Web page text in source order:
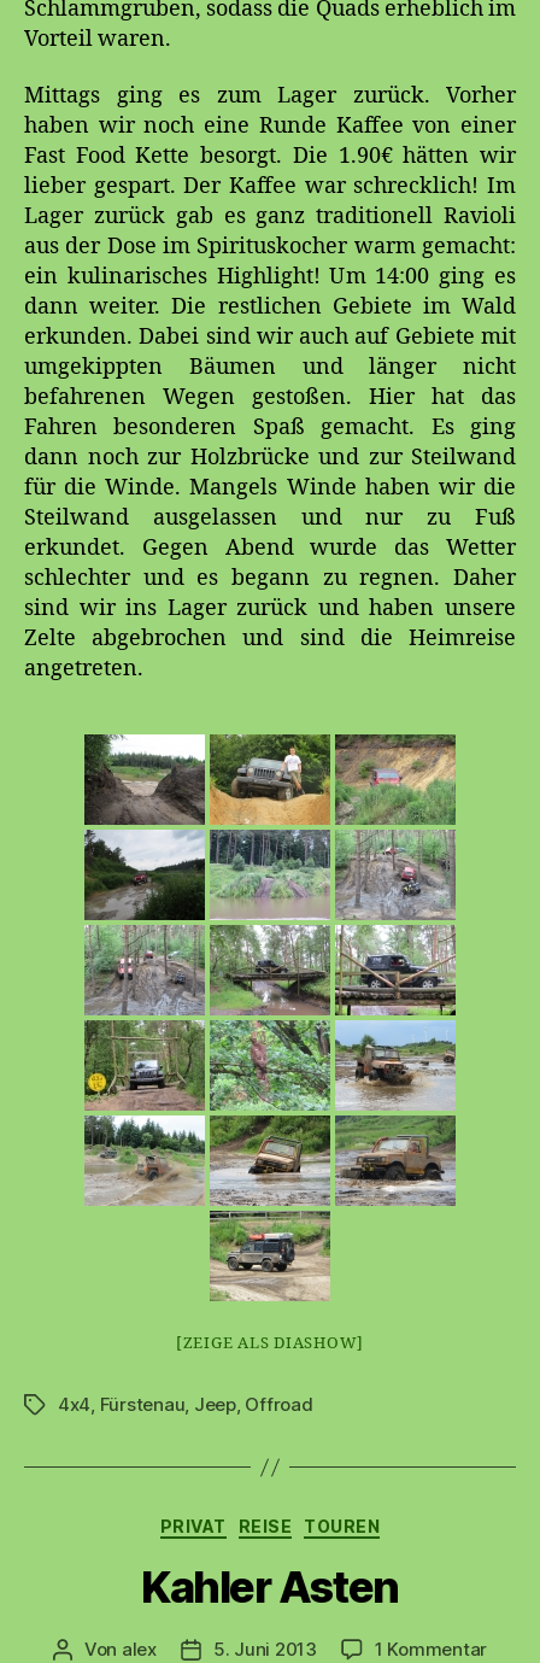
Schlammgruben, sodass die Quads erheblich im
Vorteil waren.
Mittags ging es zum Lager zurück. Vorher
haben wir noch eine Runde Kaffee von einer
Fast Food Kette besorgt. Die 1.90€ hätten wir
lieber gespart. Der Kaffee war schrecklich! Im
Lager zurück gab es ganz traditionell Ravioli
aus der Dose im Spirituskocher warm gemacht:
ein kulinarisches Highlight! Um 14:00 ging es
dann weiter. Die restlichen Gebiete im Wald
erkunden. Dabei sind wir auch auf Gebiete mit
umgekippten Bäumen und länger nicht
befahrenen Wegen gestoßen. Hier hat das
Fahren besonderen Spaß gemacht. Es ging
dann noch zur Holzbrücke und zur Steilwand
für die Winde. Mangels Winde haben wir die
Steilwand ausgelassen und nur zu Fuß
erkundet. Gegen Abend wurde das Wetter
schlechter und es begann zu regnen. Daher
sind wir ins Lager zurück und haben unsere
Zelte abgebrochen und sind die Heimreise
angetreten.
[ZEIGE ALS DIASHOW]
Schlagwörter
4x4, Fürstenau, Jeep, Offroad
Kategorien
PRIVAT REISE TOUREN
Kahler Asten
Beitragsautor
Von alex Beitragsdatum
5. Juni 2013 1 Kommentarzu